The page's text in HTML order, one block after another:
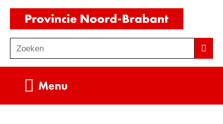
Ga
de
inhoud
o
e
Zoeken
Menu